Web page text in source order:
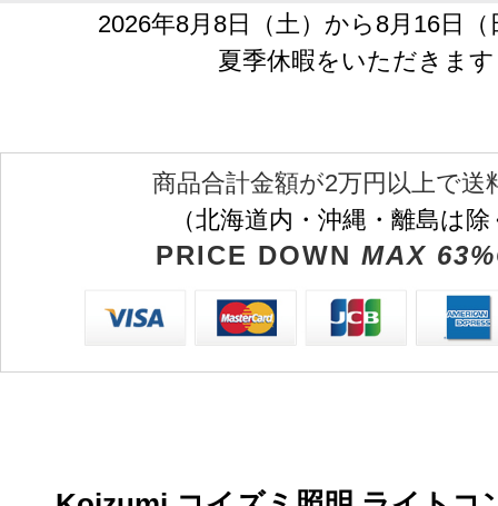
2026年8月8日（土）から8月16日
夏季休暇をいただきます
商品合計金額が2万円以上で送
（北海道内・沖縄・離島は
PRICE DOWN MAX